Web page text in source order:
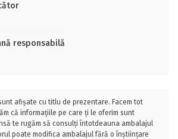
responsabilă
afișate cu titlu de prezentare. Facem tot
că informațiile pe care ți le oferim sunt
te rugăm să consulți întotdeauna ambalajul
poate modifica ambalajul fără o înștiințare